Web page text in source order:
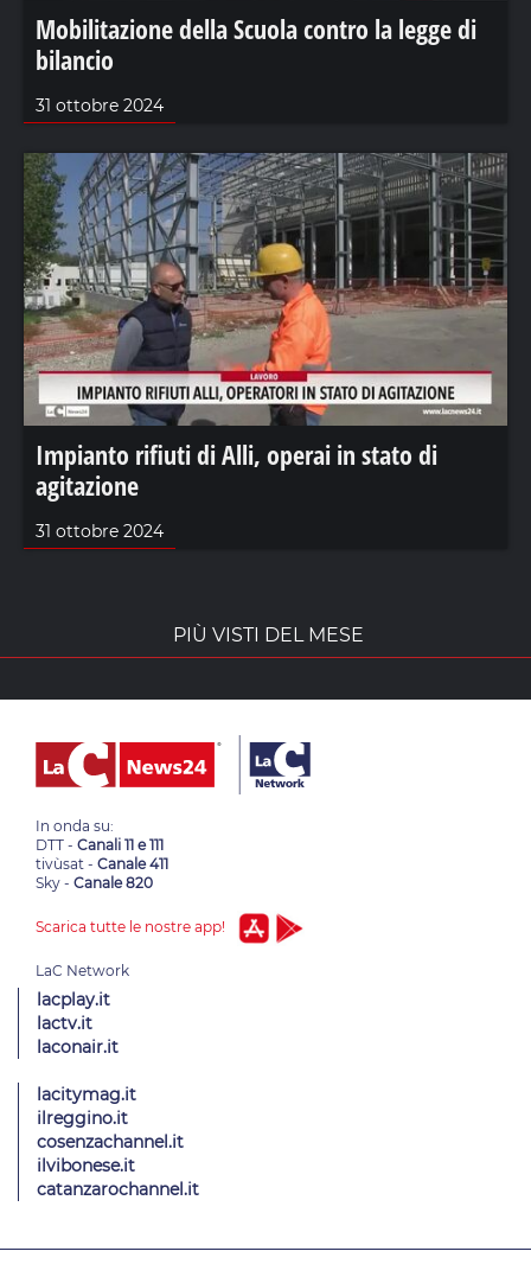
Mobilitazione della Scuola contro la legge di
bilancio
31 ottobre 2024
Impianto rifiuti di Alli, operai in stato di
agitazione
31 ottobre 2024
PIÙ VISTI DEL MESE
In onda su:
DTT - Canali 11 e 111
tivùsat - Canale 411
Sky - Canale 820
Scarica tutte le nostre app!
lacplay.it
lactv.it
laconair.it
lacitymag.it
ilreggino.it
cosenzachannel.it
ilvibonese.it
catanzarochannel.it